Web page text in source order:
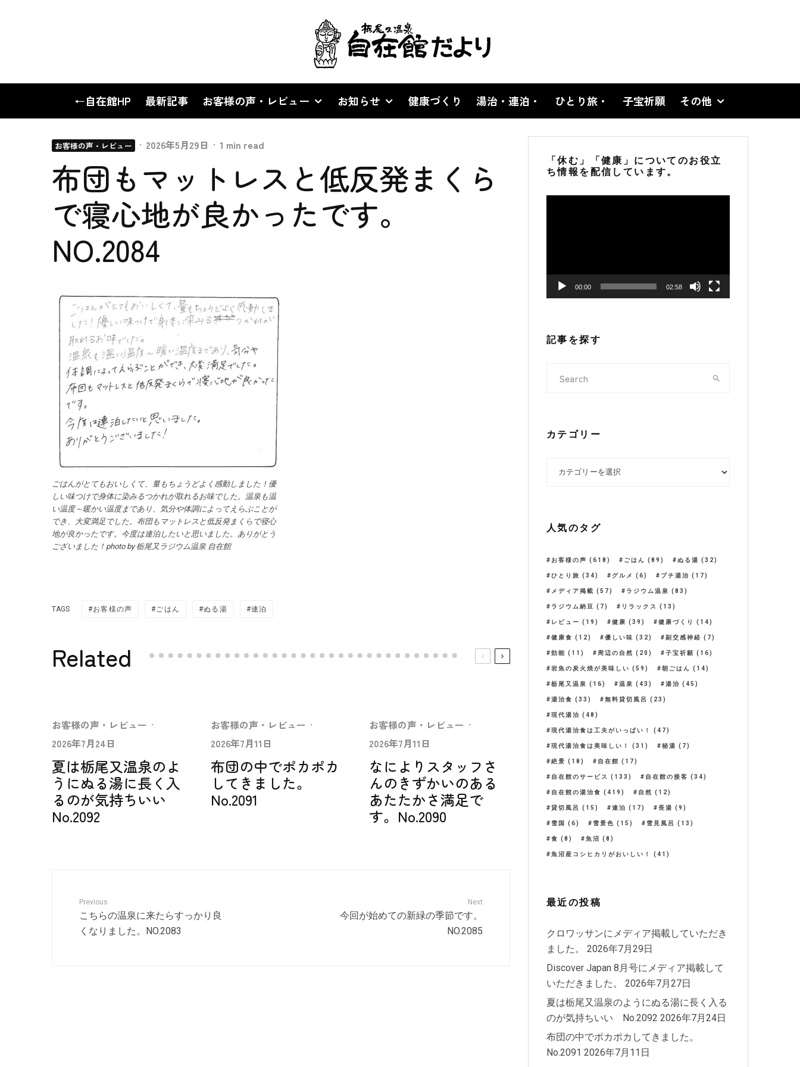
←自在館HP 最新記事 お客様の声・レビュー お知らせ 健康づくり 湯治・連泊・ ひとり旅・ 子宝祈願 その他
お客様の声・レビュー · 2026年5月29日 · 1 min read
布団もマットレスと低反発まくら
で寝心地が良かったです。
NO.2084
ごはんがとてもおいしくて、量もちょうどよく感動しました！優
しい味つけで身体に染みるつかれが取れるお味でした。温泉も温
い温度～暖かい温度まであり、気分や体調によってえらぶことが
でき、大変満足でした。布団もマットレスと低反発まくらで寝心
地が良かったです。今度は連泊したいと思いました。ありがとう
ございました！photo by 栃尾又ラジウム温泉 自在館
TAGS お客様の声 ごはん ぬる湯 連泊
Related
お客様の声・レビュー ·
2026年7月24日
夏は栃尾又温泉のよ
うにぬる湯に長く入
るのが気持ちいい
No.2092
お客様の声・レビュー ·
2026年7月11日
布団の中でポカポカ
してきました。
No.2091
お客様の声・レビュー ·
2026年7月11日
なによりスタッフさ
んのきずかいのある
あたたかさ満足で
す。No.2090
Previous
こちらの温泉に来たらすっかり良
くなりました。NO.2083
Next
今回が始めての新緑の季節です。
NO.2085
「休む」「健康」についてのお役立
ち情報を配信しています。
00:00 02:58
記事を探す
カテゴリー
人気のタグ
お客様の声 (618) ごはん (89) ぬる湯 (32)
ひとり旅 (34) グルメ (6) プチ湯治 (17)
メディア掲載 (57) ラジウム温泉 (83)
ラジウム納豆 (7) リラックス (13)
レビュー (19) 健康 (39) 健康づくり (14)
健康食 (12) 優しい味 (32) 副交感神経 (7)
効能 (11) 周辺の自然 (20) 子宝祈願 (16)
岩魚の炭火焼が美味しい (59) 朝ごはん (14)
栃尾又温泉 (16) 温泉 (43) 湯治 (45)
湯治食 (33) 無料貸切風呂 (23)
現代湯治 (48)
現代湯治食は工夫がいっぱい！ (47)
現代湯治食は美味しい！ (31) 秘湯 (7)
絶景 (18) 自在館 (17)
自在館のサービス (133) 自在館の接客 (34)
自在館の湯治食 (419) 自然 (12)
貸切風呂 (15) 連泊 (17) 長湯 (9)
雪国 (6) 雪景色 (15) 雪見風呂 (13)
食 (8) 魚沼 (8)
魚沼産コシヒカリがおいしい！ (41)
最近の投稿
クロワッサンにメディア掲載していただき
ました。
2026年7月29日
Discover Japan 8月号にメディア掲載して
いただきました。
2026年7月27日
夏は栃尾又温泉のようにぬる湯に長く入る
のが気持ちいい No.2092 2026年7月24日
布団の中でポカポカしてきました。
No.2091 2026年7月11日